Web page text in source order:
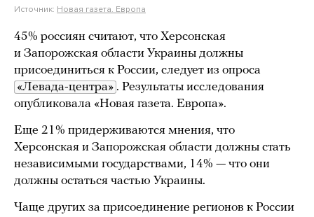
Источник: Новая газета. Европа
45% россиян считают, что Херсонская
и Запорожская области Украины должны
присоединиться к России, следует из опроса
«Левада-центра» . Результаты исследования
опубликовала «Новая газета. Европа».
Еще 21% придерживаются мнения, что
Херсонская и Запорожская области должны стать
независимыми государствами, 14% — что они
должны остаться частью Украины.
Чаще других за присоединение регионов к России